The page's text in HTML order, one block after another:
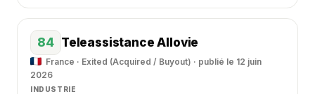
84 Teleassistance Allovie
France · Exited (Acquired / Buyout) · publié le 12 juin
2026
INDUSTRIE